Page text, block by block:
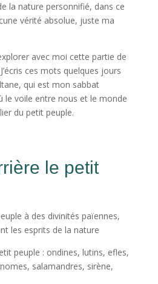
la nature personnifié, dans ce
vérité absolue, juste ma
avec moi cette partie de
ces mots quelques jours
qui est mon sabbat
le voile entre nous et le monde
du petit peuple.
le petit
à des divinités païennes,
les esprits de la nature
peuple : ondines, lutins, efles,
salamandres, sirène,